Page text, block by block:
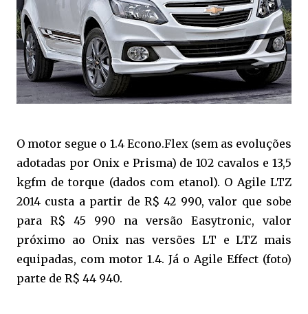
O motor segue o 1.4 Econo.Flex (sem as evoluções
adotadas por Onix e Prisma) de 102 cavalos e 13,5
kgfm de torque (dados com etanol). O Agile LTZ
2014 custa a partir de R$ 42 990, valor que sobe
para R$ 45 990 na versão Easytronic, valor
próximo ao Onix nas versões LT e LTZ mais
equipadas, com motor 1.4. Já o Agile Effect (foto)
parte de R$ 44 940.